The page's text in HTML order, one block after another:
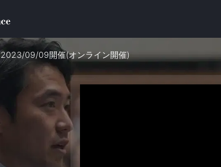
2023/09/09開催(オンライン開催)